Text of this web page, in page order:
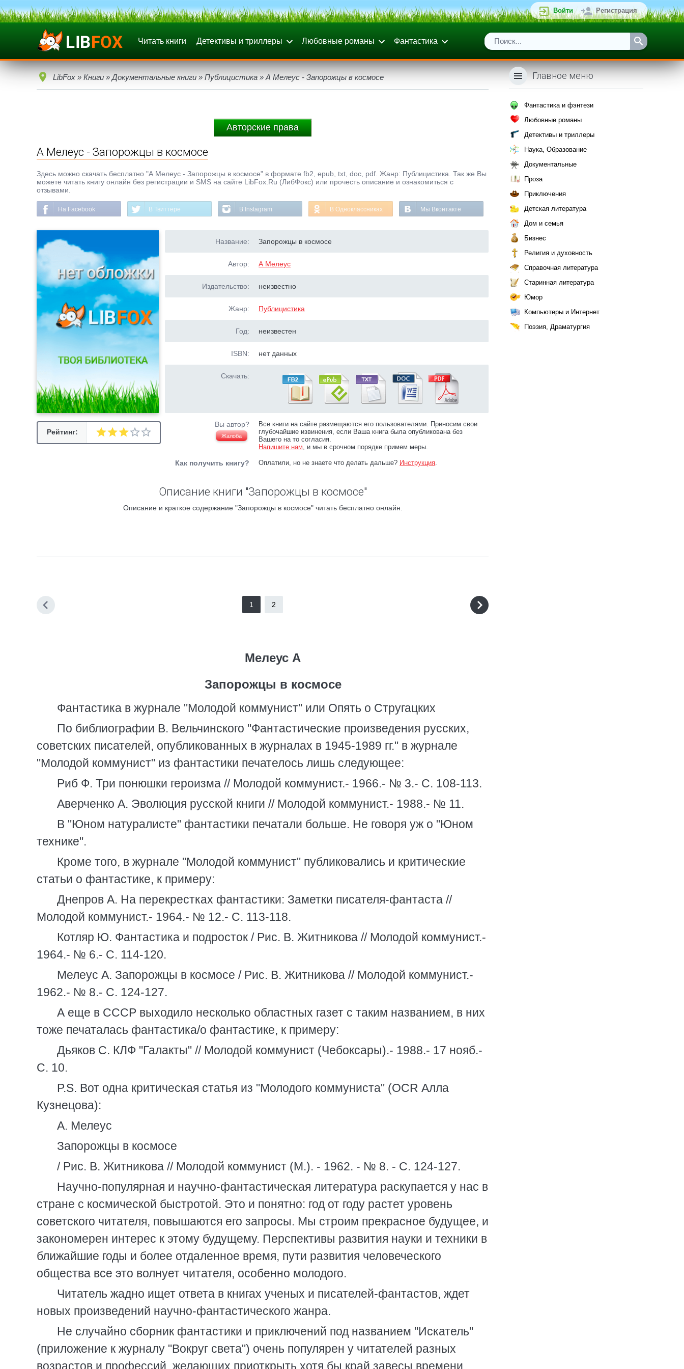
Войти Регистрация
Читать книги Детективы и триллеры Любовные романы Фантастика
LibFox » Книги » Документальные книги » Публицистика » А Мелеус - Запорожцы в космосе
Авторские права
А Мелеус - Запорожцы в космосе
Здесь можно скачать бесплатно "А Мелеус - Запорожцы в космосе" в формате fb2, epub, txt, doc, pdf. Жанр: Публицистика. Так же Вы
можете читать книгу онлайн без регистрации и SMS на сайте LibFox.Ru (ЛибФокс) или прочесть описание и ознакомиться с
отзывами.
На Facebook В Твиттере В Instagram В Одноклассниках Мы Вконтакте
Рейтинг:
Название: Запорожцы в космосе
Автор: А Мелеус
Издательство: неизвестно
Жанр: Публицистика
Год: неизвестен
ISBN: нет данных
Скачать:
Вы автор?
Жалоба
Все книги на сайте размещаются его пользователями. Приносим свои
глубочайшие извинения, если Ваша книга была опубликована без
Вашего на то согласия.
Напишите нам, и мы в срочном порядке примем меры.
Как получить книгу? Оплатили, но не знаете что делать дальше? Инструкция.
Описание книги "Запорожцы в космосе"
Описание и краткое содержание "Запорожцы в космосе" читать бесплатно онлайн.
1 2
Мелеус А
Запорожцы в космосе
Фантастика в журнале "Молодой коммунист" или Опять о Стругацких
По библиографии В. Вельчинского "Фантастические произведения русских,
советских писателей, опубликованных в журналах в 1945-1989 гг." в журнале
"Молодой коммунист" из фантастики печателось лишь следующее:
Риб Ф. Три понюшки героизма // Молодой коммунист.- 1966.- № 3.- С. 108-113.
Аверченко А. Эволюция русской книги // Молодой коммунист.- 1988.- № 11.
В "Юном натуралисте" фантастики печатали больше. Hе говоря уж о "Юном
технике".
Кроме того, в журнале "Молодой коммунист" публиковались и критические
статьи о фантастике, к примеру:
Днепров А. Hа перекрестках фантастики: Заметки писателя-фантаста //
Молодой коммунист.- 1964.- № 12.- С. 113-118.
Котляр Ю. Фантастика и подросток / Рис. В. Житникова // Молодой коммунист.-
1964.- № 6.- С. 114-120.
Мелеус А. Запорожцы в космосе / Рис. В. Житникова // Молодой коммунист.-
1962.- № 8.- С. 124-127.
А еще в СССР выходило несколько областных газет с таким названием, в них
тоже печаталась фантастика/о фантастике, к примеру:
Дьяков С. КЛФ "Галакты" // Молодой коммунист (Чебоксары).- 1988.- 17 нояб.-
С. 10.
P.S. Вот одна критическая статья из "Молодого коммуниста" (OCR Алла
Кузнецова):
А. Мелеус
Запорожцы в космосе
/ Рис. В. Житникова // Молодой коммунист (М.). - 1962. - № 8. - С. 124-127.
Hаучно-популярная и научно-фантастическая литература раскупается у нас в
стране с космической быстротой. Это и понятно: год от году растет уровень
советского читателя, повышаются его запросы. Мы строим прекрасное будущее, и
закономерен интерес к этому будущему. Перспективы развития науки и техники в
ближайшие годы и более отдаленное время, пути развития человеческого
общества все это волнует читателя, особенно молодого.
Читатель жадно ищет ответа в книгах ученых и писателей-фантастов, ждет
новых произведений научно-фантастического жанра.
Hе случайно сборник фантастики и приключений под названием "Искатель"
(приложение к журналу "Вокруг света") очень популярен у читателей разных
возрастов и профессий, желающих приоткрыть хотя бы край завесы времени,
Главное меню
Фантастика и фэнтези
Любовные романы
Детективы и триллеры
Наука, Образование
Документальные
Проза
Приключения
Детская литература
Дом и семья
Бизнес
Религия и духовность
Справочная литература
Старинная литература
Юмор
Компьютеры и Интернет
Поэзия, Драматургия